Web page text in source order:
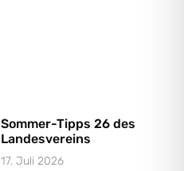
Sommer-Tipps 26 des
Landesvereins
17. Juli 2026